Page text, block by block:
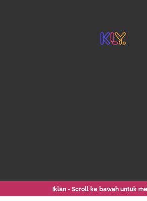
Iklan - Scroll ke bawah untuk